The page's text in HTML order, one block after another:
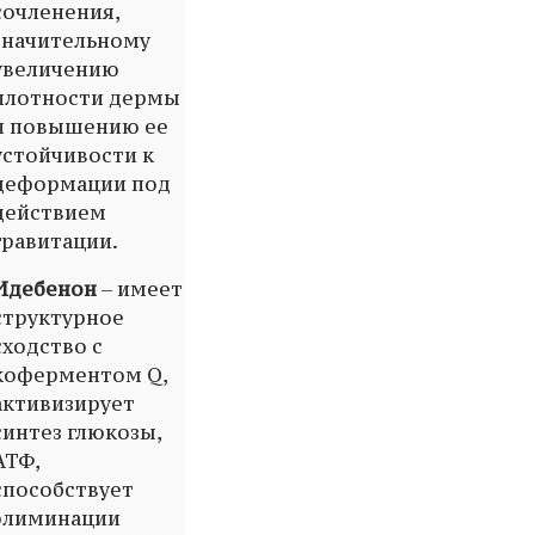
дермы
повышению ее
к
под
– имеет
с
Q,
глюкозы,